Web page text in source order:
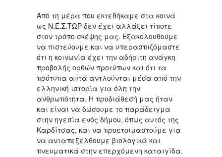
Από τη μέρα που εκτεθήκαμε στα κοινά
ως Ν.Ε.Σ.ΤΩΡ δεν έχει αλλάξει τίποτε
στον τρόπο σκέψης μας. Εξακολουθούμε
να πιστεύουμε και να υπερασπιζόμαστε
ότι η κοινωνία έχει την αδήριτη ανάγκη
προβολής ορθών προτύπων και ότι τα
πρότυπα αυτά αντλούνται μέσα από την
ελληνική ιστορία για όλη την
ανθρωπότητα. Η προδιάθεσή μας ήταν
και είναι να δώσουμε το παράδειγμα
στην ηγεσία ενός δήμου, όπως αυτός της
Καρδίτσας, και να προετοιμαστούμε για
να ανταπεξέλθουμε βιολογικά και
πνευματικά στην επερχόμενη καταιγίδα.